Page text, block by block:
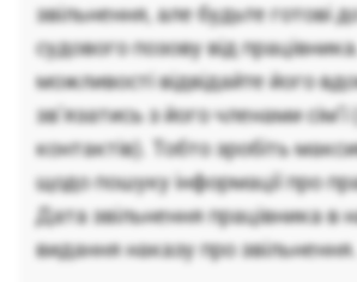
звільнення, але будьте готові
судового позову від
можливості відвідайте його
зв’язатись з його членами сім’ї
контактів). Тобто зробіть
щодо пошуку інформації про
Дата звільнення працівника в
видання наказу про звільнення.